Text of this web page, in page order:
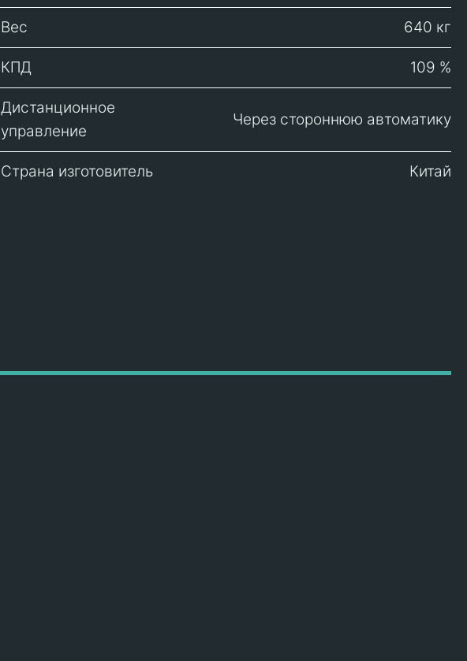
Вес 640 кг
КПД 109 %
Дистанционное
управление
Через стороннюю автоматику
Страна изготовитель Китай